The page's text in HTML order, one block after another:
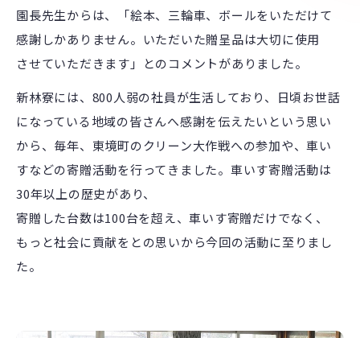
園長先生からは、「絵本、三輪車、ボールをいただけて
感謝しかありません。いただいた贈呈品は大切に使用
させていただきます」とのコメントがありました。
新林寮には、800人弱の社員が生活しており、日頃お世話
になっている地域の皆さんへ感謝を伝えたいという思い
から、毎年、東境町のクリーン大作戦への参加や、車い
すなどの寄贈活動を行ってきました。車いす寄贈活動は
30年以上の歴史があり、
寄贈した台数は100台を超え、車いす寄贈だけでなく、
もっと社会に貢献をとの思いから今回の活動に至りまし
た。